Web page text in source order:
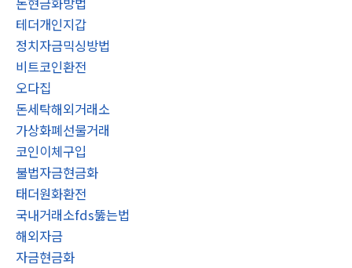
테더개인지갑
정치자금믹싱방법
비트코인환전
오다집
돈세탁해외거래소
가상화폐선물거래
코인이체구입
불법자금현금화
태더원화환전
국내거래소fds뚫는법
해외자금
자금현금화